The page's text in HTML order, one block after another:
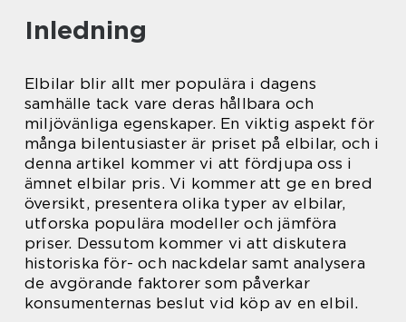
Inledning
Elbilar blir allt mer populära i dagens
samhälle tack vare deras hållbara och
miljövänliga egenskaper. En viktig aspekt för
många bilentusiaster är priset på elbilar, och i
denna artikel kommer vi att fördjupa oss i
ämnet elbilar pris. Vi kommer att ge en bred
översikt, presentera olika typer av elbilar,
utforska populära modeller och jämföra
priser. Dessutom kommer vi att diskutera
historiska för- och nackdelar samt analysera
de avgörande faktorer som påverkar
konsumenternas beslut vid köp av en elbil.